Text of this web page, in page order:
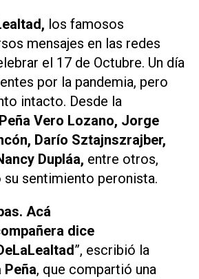
los famosos
mensajes en las redes
el 17 de Octubre. Un día
por la pandemia, pero
intacto. Desde la
Vero Lozano, Jorge
Darío Sztajnszrajber,
Dupláa, entre otros,
sentimiento peronista.
Acá
dice
”, escribió la
Peña, que compartió una